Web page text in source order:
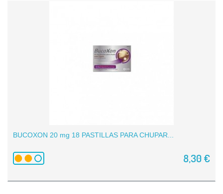
BUCOXON 20 mg 18 PASTILLAS PARA CHUPAR...
8,30 €